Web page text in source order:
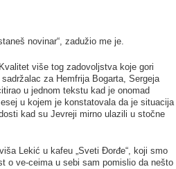
novinar“, zadužio me je.
više tog zadovoljstva koje gori
za Hemfrija Bogarta, Sergeja
u jednom tekstu kad je onomad
u kojem je konstatovala da je situacija
kad su Jevreji mirno ulazili u stočne
Lekić u kafeu „Sveti Đorđe“, koji smo
o ve-ceima u sebi sam pomislio da nešto